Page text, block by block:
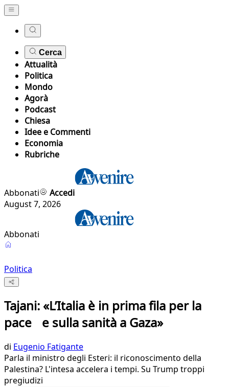
Cerca
Attualità
Politica
Mondo
Agorà
Podcast
Chiesa
Idee e Commenti
Economia
Rubriche
Abbonati
Accedi
August 7, 2026
Abbonati
Politica
Tajani: «L’Italia è in prima fila per la
pace e sulla sanità a Gaza»
di Eugenio Fatigante
Parla il ministro degli Esteri: il riconoscimento della
Palestina? L'intesa accelera i tempi. Su Trump troppi
pregiudizi